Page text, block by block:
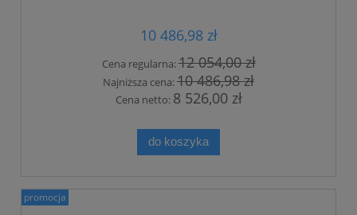
10 486,98 zł
Cena regularna:12 054,00 zł
Najniższa cena:10 486,98 zł
Cena netto: 8 526,00 zł
do koszyka
promocja